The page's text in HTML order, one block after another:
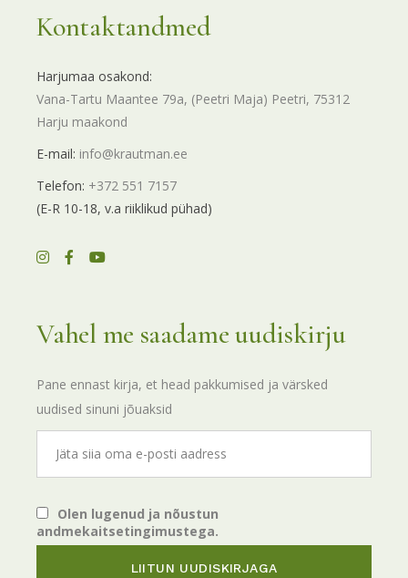
Kontaktandmed
Harjumaa osakond:
Vana-Tartu Maantee 79a, (Peetri Maja) Peetri, 75312
Harju maakond
E-mail: info@krautman.ee
Telefon: +372 551 7157
(E-R 10-18, v.a riiklikud pühad)
Vahel me saadame uudiskirju
Pane ennast kirja, et head pakkumised ja värsked
uudised sinuni jõuaksid
Olen lugenud ja nõustun
andmekaitsetingimustega.